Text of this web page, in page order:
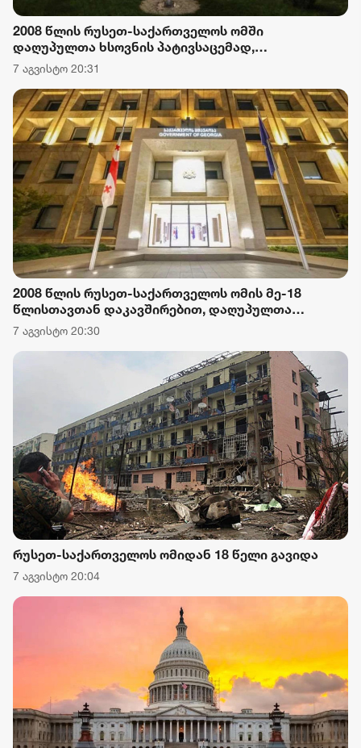
2008 წლის რუსეთ-საქართველოს ომში
დაღუპულთა ხსოვნის პატივსაცემად,
საქართველოს პრეზიდენტის სასახლეზე
სახელმწიფო დროშა დაეშვა
7 აგვისტო 20:31
2008 წლის რუსეთ-საქართველოს ომის მე-18
წლისთავთან დაკავშირებით, დაღუპულთა
ხსოვნისთვის პატივის მიგების ნიშნად,
საქართველოს მთავრობის ადმინისტრაციის
შენობაზე სახელმწიფო დროშა დაეშვა
7 აგვისტო 20:30
რუსეთ-საქართველოს ომიდან 18 წელი გავიდა
7 აგვისტო 20:04